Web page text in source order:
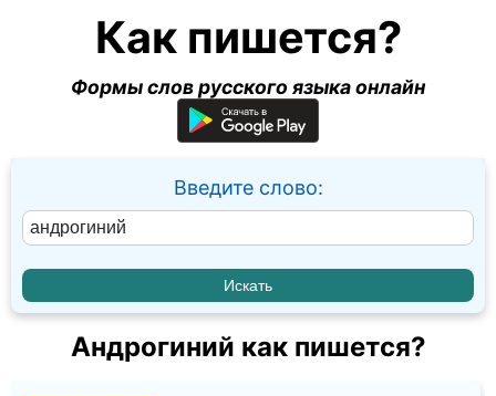
Как пишется?
Формы слов русского языка онлайн
Введите слово:
Андрогиний как пишется?